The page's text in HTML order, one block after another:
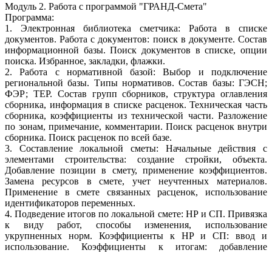
Модуль 2. Работа с программой "ГРАНД-Смета"
Программа:
1. Электронная библиотека сметчика: Работа в списке
документов. Работа с документов: поиск в документе. Состав
информационной базы. Поиск документов в списке, опции
поиска. Избранное, закладки, флажки.
2. Работа с нормативной базой: Выбор и подключение
региональной базы. Типы нормативов. Состав базы: ГЭСН;
ФЭР; ТЕР. Состав групп сборников, структура оглавления
сборника, информация в списке расценок. Техническая часть
сборника, коэффициенты из технической части. Разложение
по зонам, примечание, комментарии. Поиск расценок внутри
сборника. Поиск расценок по всей базе.
3. Составление локальной сметы: Начальные действия с
элементами строительства: создание стройки, объекта.
Добавление позиции в смету, применение коэффициентов.
Замена ресурсов в смете, учет неучтенных материалов.
Применение в смете связанных расценок, использование
идентификаторов переменных.
4. Подведение итогов по локальной смете: НР и СП. Привязка
к виду работ, способы изменения, использование
укрупненных норм. Коэффициенты к НР и СП: ввод и
использование. Коэффициенты к итогам: добавление